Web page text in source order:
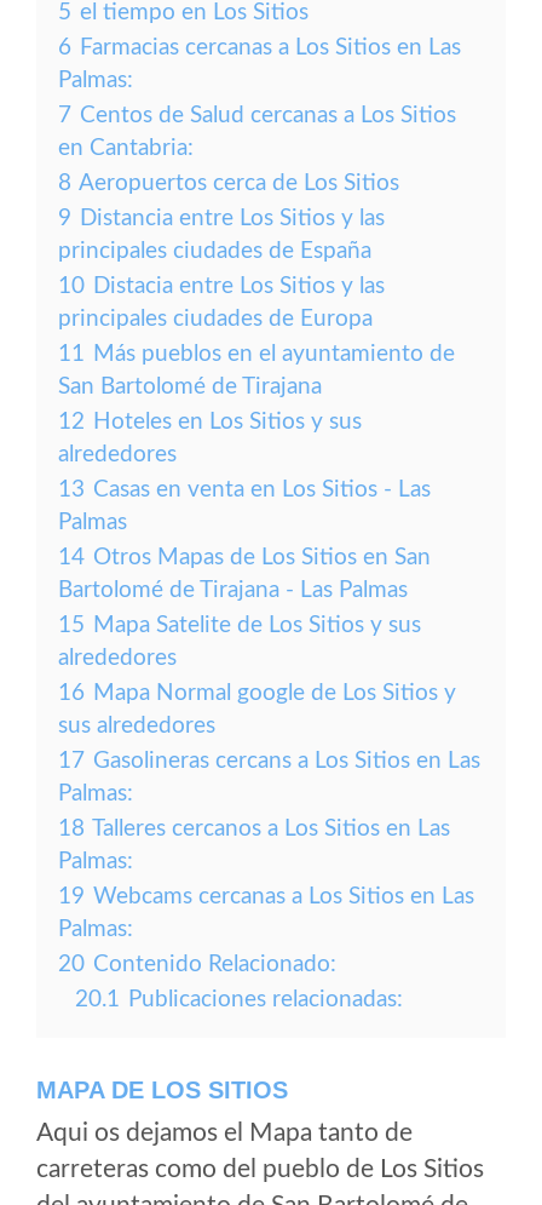
5 el tiempo en Los Sitios
6 Farmacias cercanas a Los Sitios en Las
Palmas:
7 Centos de Salud cercanas a Los Sitios
en Cantabria:
8 Aeropuertos cerca de Los Sitios
9 Distancia entre Los Sitios y las
principales ciudades de España
10 Distacia entre Los Sitios y las
principales ciudades de Europa
11 Más pueblos en el ayuntamiento de
San Bartolomé de Tirajana
12 Hoteles en Los Sitios y sus
alrededores
13 Casas en venta en Los Sitios - Las
Palmas
14 Otros Mapas de Los Sitios en San
Bartolomé de Tirajana - Las Palmas
15 Mapa Satelite de Los Sitios y sus
alrededores
16 Mapa Normal google de Los Sitios y
sus alrededores
17 Gasolineras cercans a Los Sitios en Las
Palmas:
18 Talleres cercanos a Los Sitios en Las
Palmas:
19 Webcams cercanas a Los Sitios en Las
Palmas:
20 Contenido Relacionado:
20.1 Publicaciones relacionadas:
MAPA DE LOS SITIOS
Aqui os dejamos el Mapa tanto de
carreteras como del pueblo de Los Sitios